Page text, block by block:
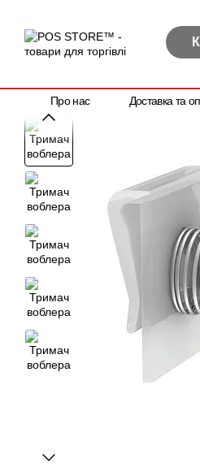
Про нас Доставка та
Політика конфіденційності